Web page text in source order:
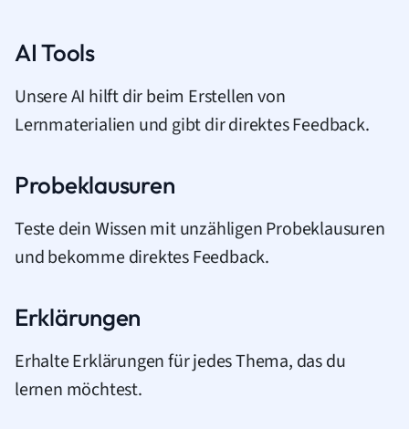
AI Tools
Unsere AI hilft dir beim Erstellen von
Lernmaterialien und gibt dir direktes Feedback.
Probeklausuren
Teste dein Wissen mit unzähligen Probeklausuren
und bekomme direktes Feedback.
Erklärungen
Erhalte Erklärungen für jedes Thema, das du
lernen möchtest.